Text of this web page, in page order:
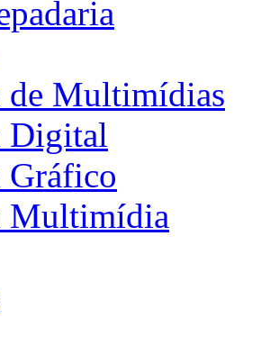
de Multimídias
Digital
Gráfico
Multimídia